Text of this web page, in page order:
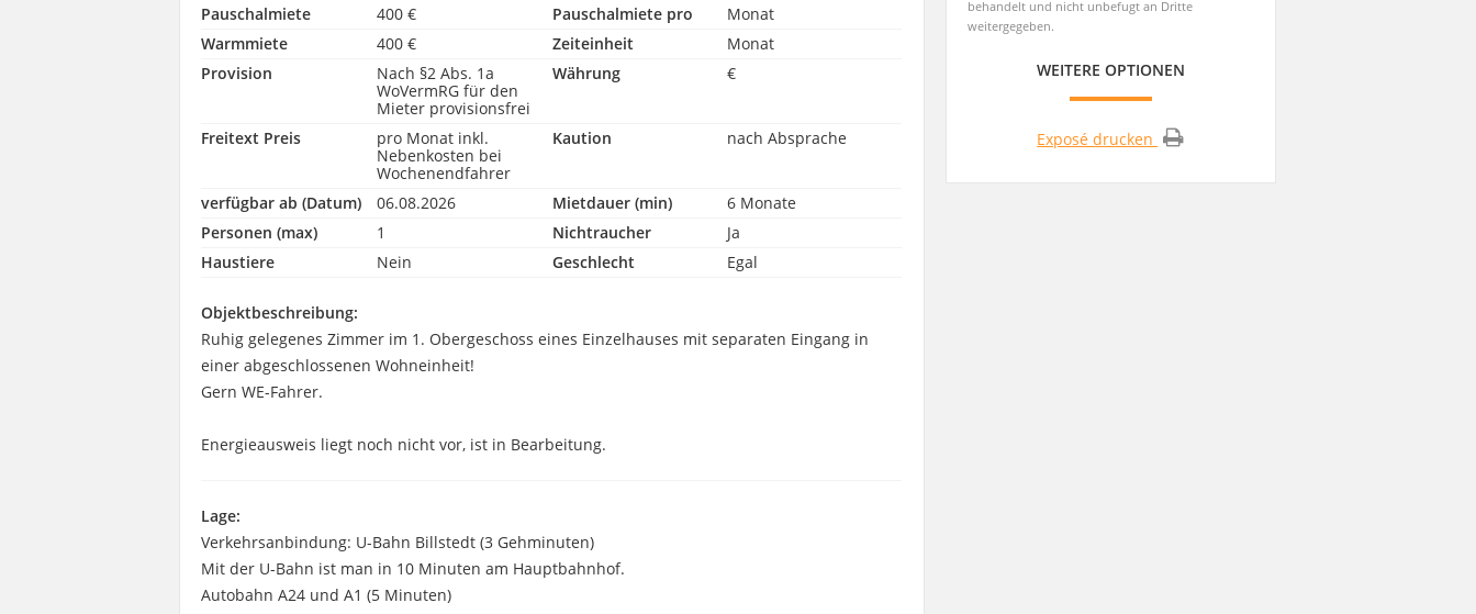
Pauschalmiete
400 € Pauschalmiete pro
Monat
Warmmiete
400 € Zeiteinheit
Monat
Provision
Nach §2 Abs. 1a
WoVermRG für den
Mieter provisionsfrei
Währung €
Freitext Preis
pro Monat inkl.
Nebenkosten bei
Wochenendfahrer
Kaution nach Absprache
verfügbar ab (Datum) 06.08.2026 Mietdauer (min)
6 Monate
Personen (max)
1 Nichtraucher
Ja
Haustiere
Nein Geschlecht Egal
Objektbeschreibung:
Ruhig gelegenes Zimmer im 1. Obergeschoss eines Einzelhauses mit separaten Eingang in
einer abgeschlossenen Wohneinheit!
Gern WE-Fahrer.
Energieausweis liegt noch nicht vor, ist in Bearbeitung.
Lage:
Verkehrsanbindung: U-Bahn Billstedt (3 Gehminuten)
Mit der U-Bahn ist man in 10 Minuten am Hauptbahnhof.
Autobahn A24 und A1 (5 Minuten)
behandelt und nicht unbefugt an Dritte
weitergegeben.
WEITERE OPTIONEN
Exposé drucken